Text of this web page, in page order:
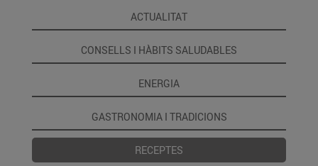
ACTUALITAT
CONSELLS I HÀBITS SALUDABLES
ENERGIA
GASTRONOMIA I TRADICIONS
RECEPTES